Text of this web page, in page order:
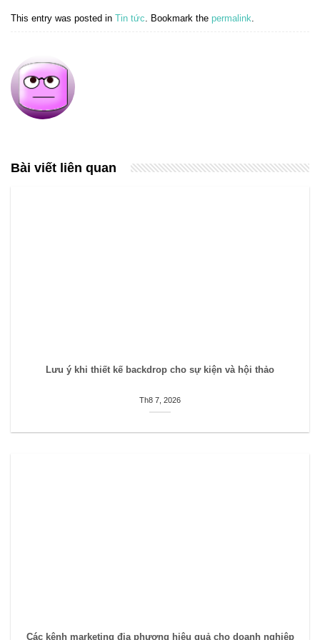
This entry was posted in Tin tức. Bookmark the permalink.
Bài viết liên quan
Lưu ý khi thiết kế backdrop cho sự kiện và hội thảo
Th8 7, 2026
Các kênh marketing địa phương hiệu quả cho doanh nghiệp